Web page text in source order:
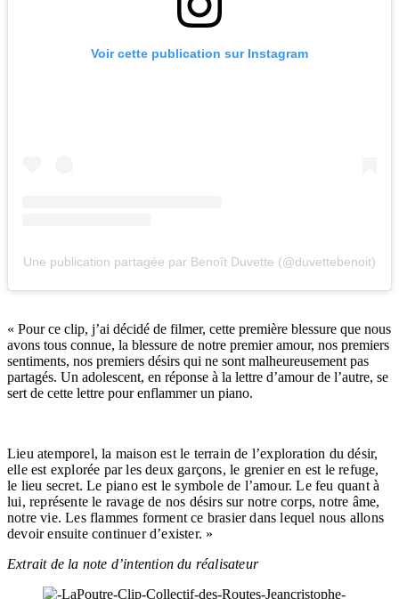
Voir cette publication sur Instagram
Une publication partagée par Benoît Duvette (@duvettebenoit)
« Pour ce clip, j’ai décidé de filmer, cette première blessure que nous
avons tous connue, la blessure de notre premier amour, nos premiers
sentiments, nos premiers désirs qui ne sont malheureusement pas
partagés. Un adolescent, en réponse à la lettre d’amour de l’autre, se
sert de cette lettre pour enflammer un piano.
Lieu atemporel, la maison est le terrain de l’exploration du désir,
elle est explorée par les deux garçons, le grenier en est le refuge,
le lieu secret. Le piano est le symbole de l’amour. Le feu quant à
lui, représente le ravage de nos désirs sur notre corps, notre âme,
notre vie. Les flammes forment ce brasier dans lequel nous allons
devoir ensuite continuer d’exister. »
Extrait de la note d’intention du réalisateur